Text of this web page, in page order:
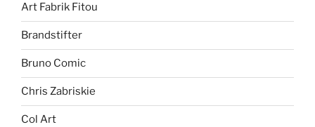
Art Fabrik Fitou
Brandstifter
Bruno Comic
Chris Zabriskie
Col Art